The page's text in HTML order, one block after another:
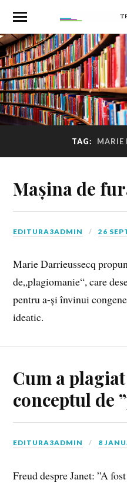
TAG: MARIE
Mașina de
EDITURA3ADMIN 26
Marie Darrieussecq
de„plagiomanie“, care
pentru a-și învinui
ideatic.
Cum a
conceptul de
EDITURA3ADMIN 8
Freud despre Janet: ”A